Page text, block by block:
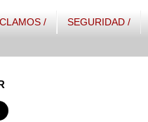
/ SEGURIDAD /